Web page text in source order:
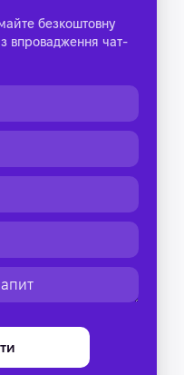
безкоштовну
з впровадження чат-